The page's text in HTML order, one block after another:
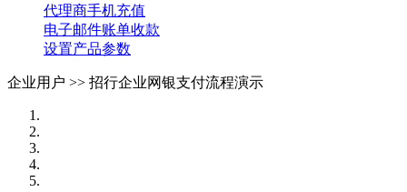
代理商手机充值
电子邮件账单收款
设置产品参数
企业用户 >> 招行企业网银支付流程演示